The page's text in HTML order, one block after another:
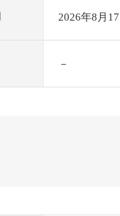
2026年8月
－